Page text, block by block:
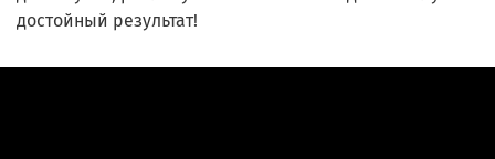
достойный результат!